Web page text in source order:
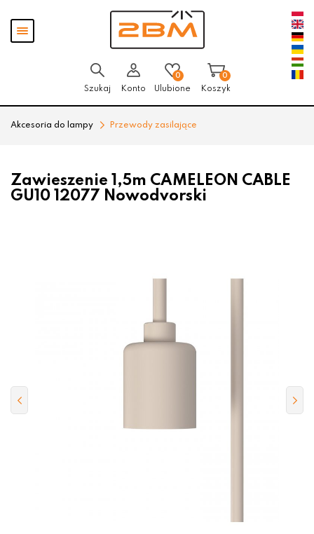
Pokaż
menu
Szukaj Konto
0
Ulubione
0
Koszyk
Akcesoria do lampy Przewody zasilające
Zawieszenie 1,5m CAMELEON CABLE
GU10 12077 Nowodvorski